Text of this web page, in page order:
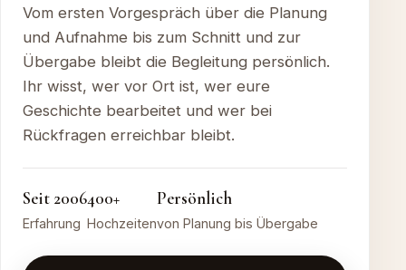
Vom ersten Vorgespräch über die Planung
und Aufnahme bis zum Schnitt und zur
Übergabe bleibt die Begleitung persönlich.
Ihr wisst, wer vor Ort ist, wer eure
Geschichte bearbeitet und wer bei
Rückfragen erreichbar bleibt.
Seit 2006
Erfahrung
400+
Hochzeiten
Persönlich
von Planung bis Übergabe